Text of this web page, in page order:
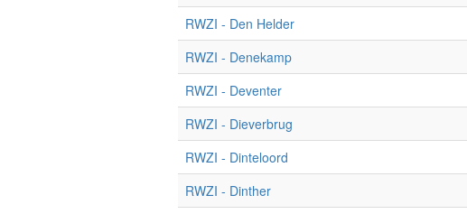
RWZI - Den Helder
RWZI - Denekamp
RWZI - Deventer
RWZI - Dieverbrug
RWZI - Dinteloord
RWZI - Dinther